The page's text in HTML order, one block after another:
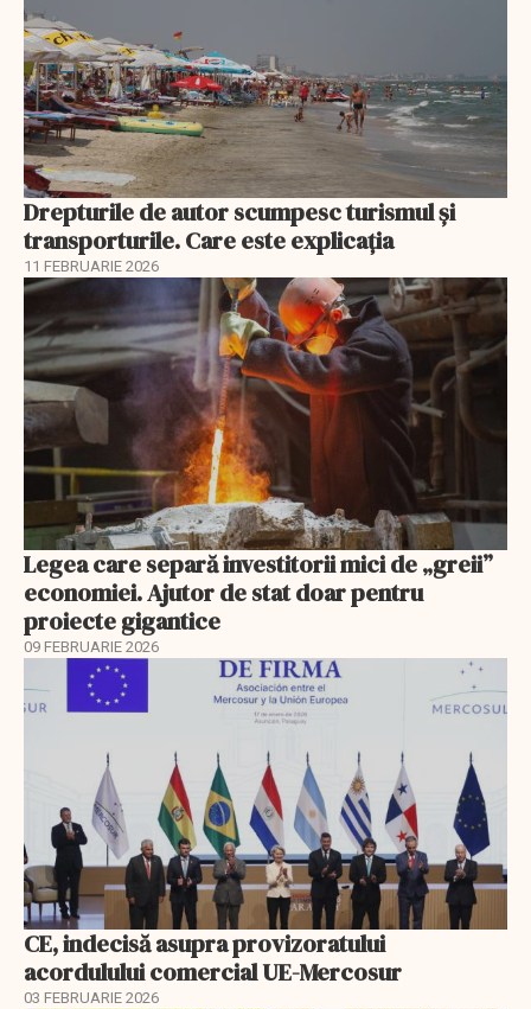
Drepturile de autor scumpesc turismul și
transporturile. Care este explicația
11 FEBRUARIE 2026
Legea care separă investitorii mici de „greii”
economiei. Ajutor de stat doar pentru
proiecte gigantice
09 FEBRUARIE 2026
CE, indecisă asupra provizoratului
acordulului comercial UE-Mercosur
03 FEBRUARIE 2026